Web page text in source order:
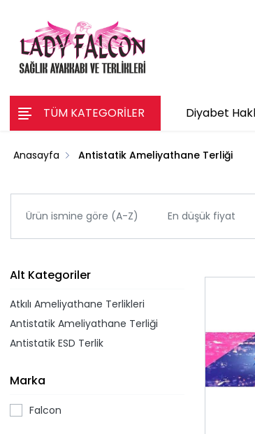
TÜM KATEGORİLER Diyabet
Anasayfa Antistatik Ameliyathane Terliği
Ürün ismine göre (A-Z) En düşük fiyat
Alt Kategoriler
Atkılı Ameliyathane Terlikleri
Antistatik Ameliyathane Terliği
Antistatik ESD Terlik
Marka
Falcon